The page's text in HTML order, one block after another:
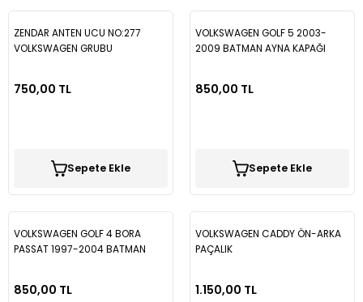
ZENDAR ANTEN UCU NO:277
VOLKSWAGEN GRUBU
750,00 TL
Sepete Ekle
VOLKSWAGEN GOLF 5 2003-
2009 BATMAN AYNA KAPAĞI
850,00 TL
Sepete Ekle
VOLKSWAGEN GOLF 4 BORA
PASSAT 1997-2004 BATMAN
850,00 TL
VOLKSWAGEN CADDY ÖN-ARKA
PAÇALIK
1.150,00 TL